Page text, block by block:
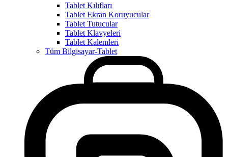
Tablet Kılıfları
Tablet Ekran Koruyucular
Tablet Tutucular
Tablet Klavyeleri
Tablet Kalemleri
Tüm Bilgisayar-Tablet